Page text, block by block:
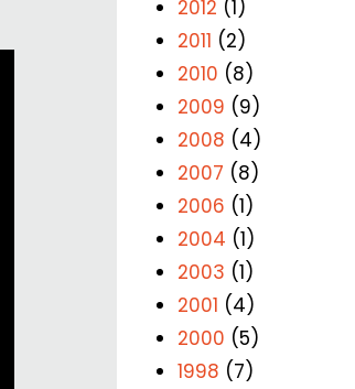
2012 (1)
2011 (2)
2010 (8)
2009 (9)
2008 (4)
2007 (8)
2006 (1)
2004 (1)
2003 (1)
2001 (4)
2000 (5)
1998 (7)